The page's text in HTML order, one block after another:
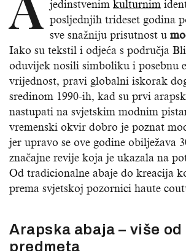
jedinstvenim kulturnim
posljednjih trideset godina
sve snažniju prisutnost u
Iako su tekstil i odjeća s područja
oduvijek nosili simboliku i posebnu
vrijednost, pravi globalni iskorak
sredinom 1990-ih, kad su prvi
nastupati na svjetskim modnim
vremenski okvir dobro je poznat
jer upravo se ove godine obilježava
značajne revije koja je ukazala na
Od tradicionalne abaje do kreacija
prema svjetskoj pozornici haute
Arapska abaja – više
predmeta